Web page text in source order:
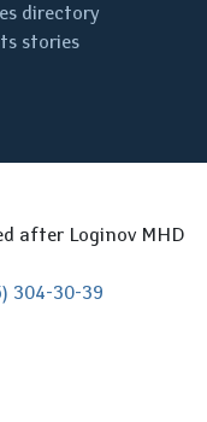
directory
stories
after Loginov MHD
304-30-39